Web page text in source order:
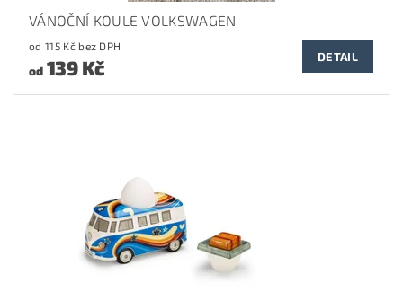
VÁNOČNÍ KOULE VOLKSWAGEN
od 115 Kč bez DPH
od139 Kč DETAIL